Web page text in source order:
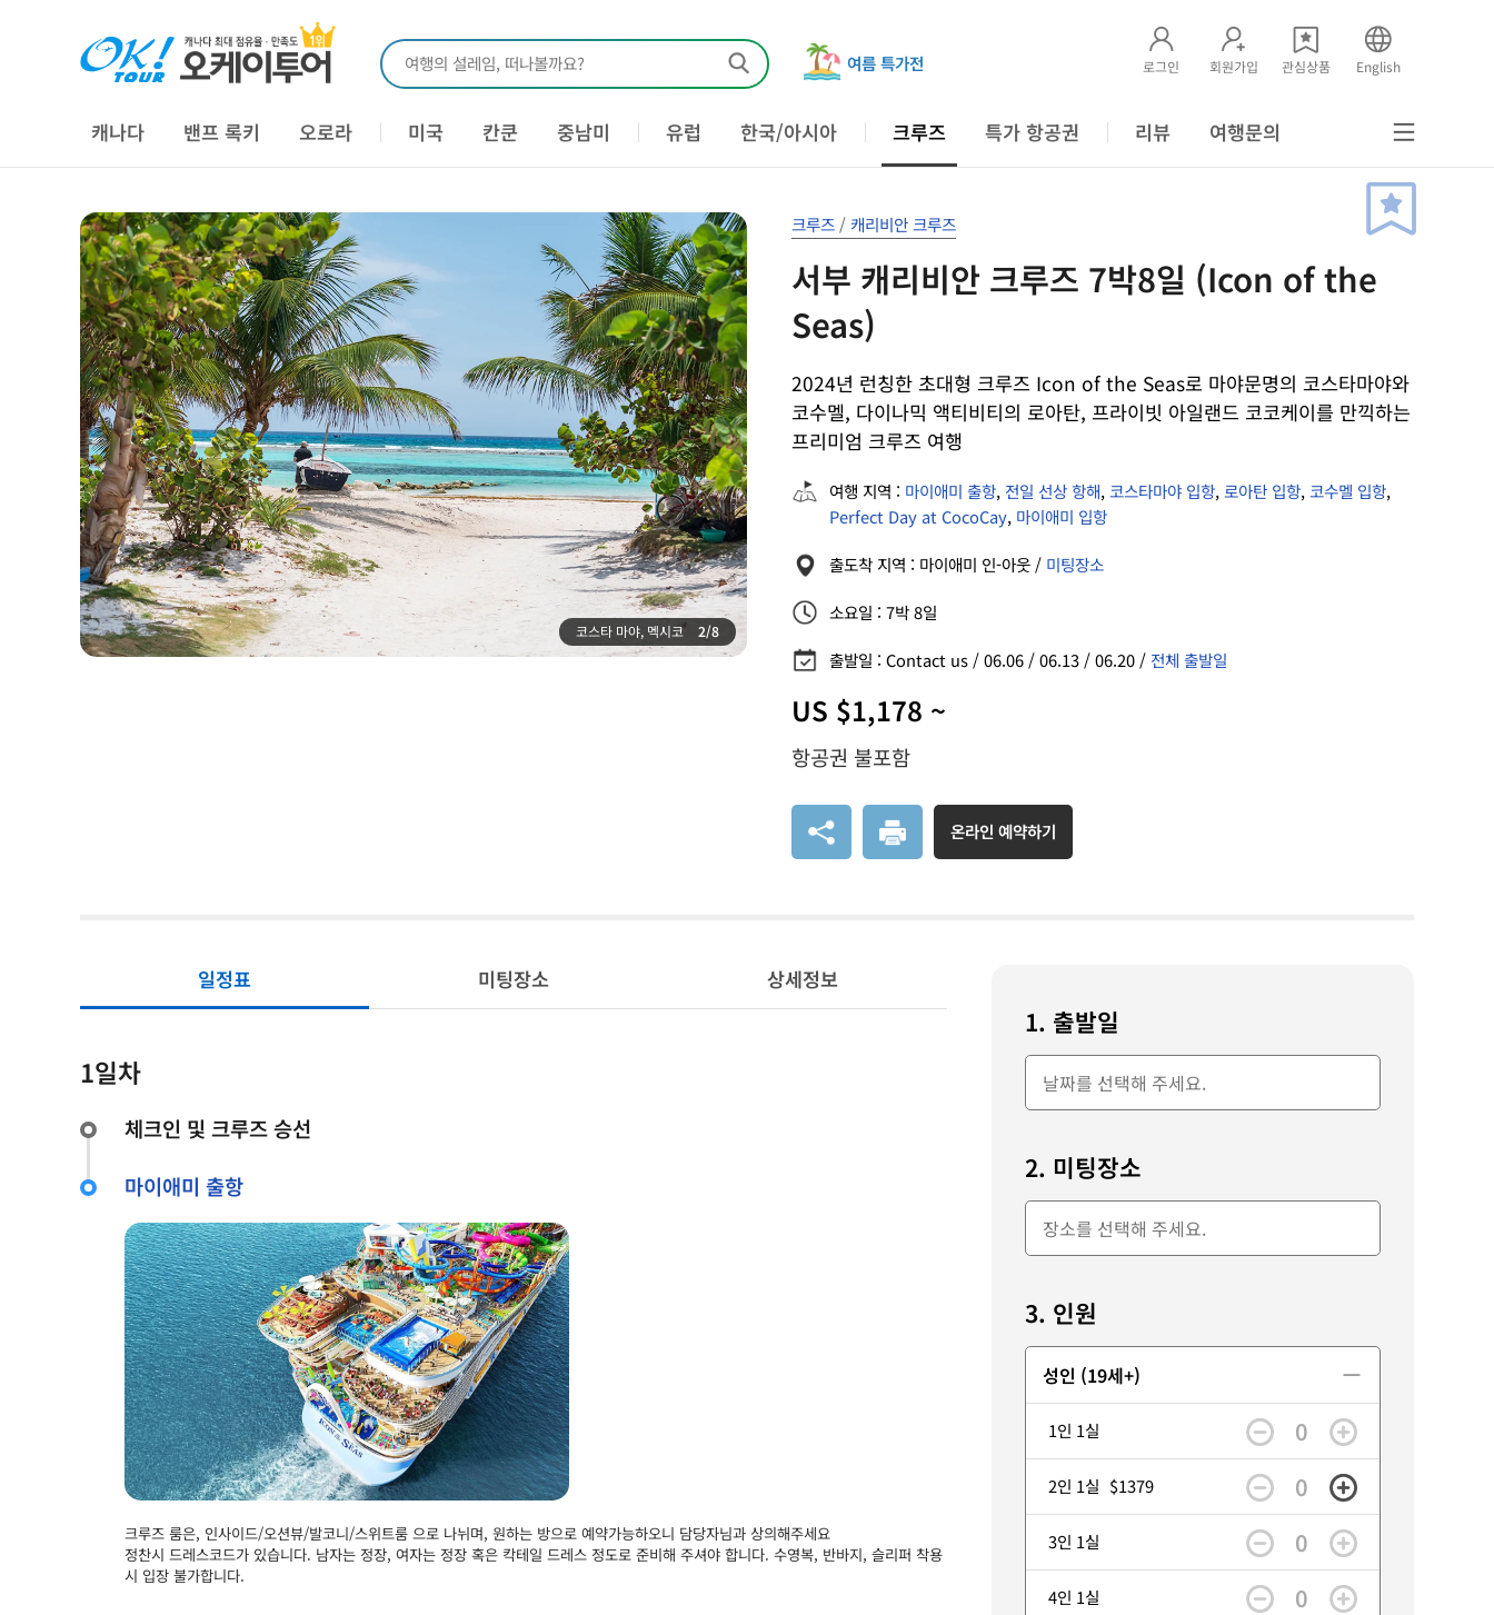
여행의 설레임, 떠나볼까요? 여름 특가전 로그인 회원가입 관심상품 English
캐나다 밴프 록키 오로라 미국 칸쿤 중남미 유럽 한국/아시아 크루즈 특가 항공권 리뷰 여행문의
코스타 마야, 멕시코 2/8
크루즈 / 캐리비안 크루즈
서부 캐리비안 크루즈 7박8일 (Icon of the
Seas)
2024년 런칭한 초대형 크루즈 Icon of the Seas로 마야문명의 코스타마야와
코수멜, 다이나믹 액티비티의 로아탄, 프라이빗 아일랜드 코코케이를 만끽하는
프리미엄 크루즈 여행
여행 지역 : 마이애미 출항, 전일 선상 항해, 코스타마야 입항, 로아탄 입항, 코수멜 입항,
Perfect Day at CocoCay, 마이애미 입항
출도착 지역 : 마이애미 인-아웃 / 미팅장소
소요일 : 7박 8일
출발일 : Contact us / 06.06 / 06.13 / 06.20 / 전체 출발일
US $1,178 ~
항공권 불포함
온라인 예약하기
일정표 미팅장소 상세정보
1일차
체크인 및 크루즈 승선
마이애미 출항
크루즈 룸은, 인사이드/오션뷰/발코니/스위트룸 으로 나뉘며, 원하는 방으로 예약가능하오니 담당자님과 상의해주세요
정찬시 드레스코드가 있습니다. 남자는 정장, 여자는 정장 혹은 칵테일 드레스 정도로 준비해 주셔야 합니다. 수영복, 반바지, 슬리퍼 착용
시 입장 불가합니다.
1. 출발일
2. 미팅장소
3. 인원
성인 (19세+)
1인 1실 0
2인 1실 $1379 0
3인 1실 0
4인 1실 0